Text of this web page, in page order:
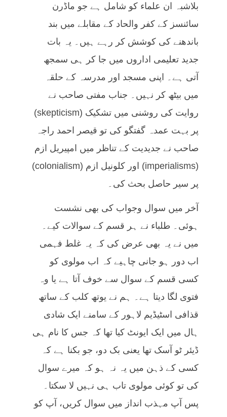
بلاشبہ ان علماء کو شامل ہے جو ماڈرن
سائنسز کے کفر والحاد کے مقابلے میں بند
باندھنے کی کوشش کر رہے ہیں۔ یہ بات
جدید تعلیمی اداروں میں جا کر ہی سمجھ
آتی ہے۔ اپنی مسجد اور مدرسہ کے حلقہ
میں بیٹھ کر نہیں۔ جناب مفتی صاحب نے
روایت کی روشنی میں تشکیک (skepticism)
پر بہت عمدہ گفتگو کی تو قیصر احمد راجہ
صاحب نے جدیدیت کے تناظر میں امپیریل ازم
(imperialisms) اور کلونیل ازم (colonialism)
پر سیر حاصل بحث کی۔
آخر میں سوال وجواب کی بھی نشست
ہوئی۔ طلباء نے ہر قسم کے سوالات کیے۔
میں نے یہ بھی عرض کی کہ یہ غلط فہمی
اب دور ہو جانی چاہیے کہ اب مولوی کو
کسی قسم کے سوال سے خوف آتا ہے یا وہ
فتوی لگا دیتا ہے۔ ہم نے یوتھ کلب کے ساتھ
قذافی اسٹیڈیم لاہور کے سامنے ایک شادی
ہال میں ایک ایونٹ کیا تھا کہ جس کا نام ہی
ڈیئر ٹو آسک تھا یعنی بک دو، جو بکنا ہے کہ
کسی کے ذہن میں یہ نہ ہو کہ میرے سوال
کی تو کوئی مولوی تاب ہی نہیں لا سکتا۔
پس آپ مہذب انداز میں سوال کریں، آپ کو